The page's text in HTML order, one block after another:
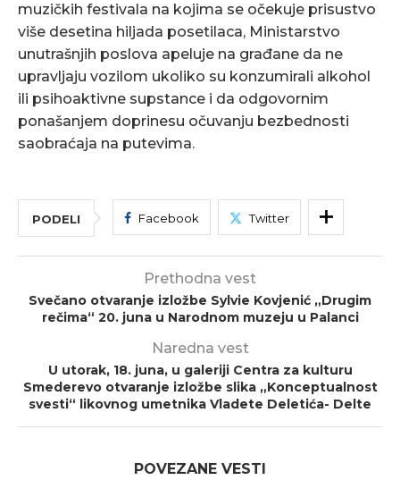
muzičkih festivala na kojima se očekuje prisustvo
više desetina hiljada posetilaca, Ministarstvo
unutrašnjih poslova apeluje na građane da ne
upravljaju vozilom ukoliko su konzumirali alkohol
ili psihoaktivne supstance i da odgovornim
ponašanjem doprinesu očuvanju bezbednosti
saobraćaja na putevima.
PODELI Facebook Twitter
Prethodna vest
Svečano otvaranje izložbe Sylvie Kovjenić „Drugim
rečima“ 20. juna u Narodnom muzeju u Palanci
Naredna vest
U utorak, 18. juna, u galeriji Centra za kulturu
Smederevo otvaranje izložbe slika „Konceptualnost
svesti“ likovnog umetnika Vladete Deletića- Delte
POVEZANE VESTI